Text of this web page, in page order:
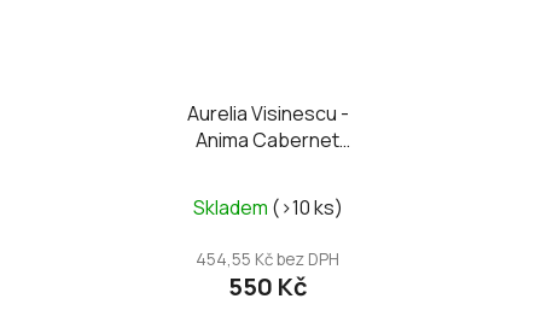
Aurelia Visinescu -
Anima Cabernet
Skladem (>10 ks)
454,55 Kč bez DPH
550 Kč